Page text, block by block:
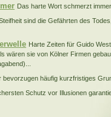
Das harte Wort schmerzt
sind die Gefährten des
Harte Zeiten für Guido
wären sie von Kölner Firmen
bevorzugen häufig kurzfristiges
Schutz vor Illusionen